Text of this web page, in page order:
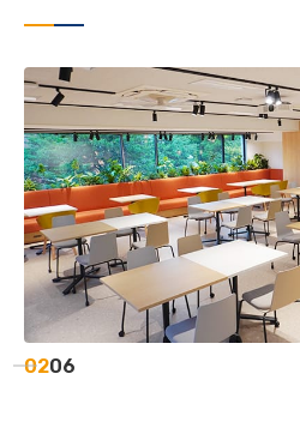
0206